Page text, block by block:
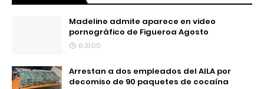
Madeline admite aparece en video
pornográfico de Figueroa Agosto
6:31:00
Arrestan a dos empleados del AILA por
decomiso de 90 paquetes de cocaína